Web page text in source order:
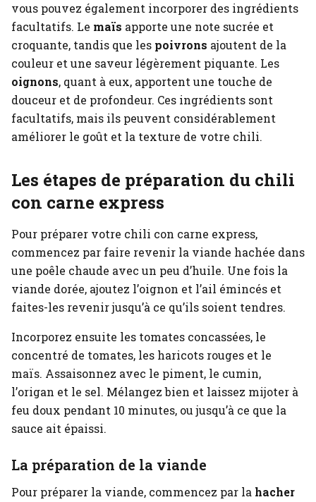
vous pouvez également incorporer des ingrédients
facultatifs. Le maïs apporte une note sucrée et
croquante, tandis que les poivrons ajoutent de la
couleur et une saveur légèrement piquante. Les
oignons, quant à eux, apportent une touche de
douceur et de profondeur. Ces ingrédients sont
facultatifs, mais ils peuvent considérablement
améliorer le goût et la texture de votre chili.
Les étapes de préparation du chili
con carne express
Pour préparer votre chili con carne express,
commencez par faire revenir la viande hachée dans
une poêle chaude avec un peu d’huile. Une fois la
viande dorée, ajoutez l’oignon et l’ail émincés et
faites-les revenir jusqu’à ce qu’ils soient tendres.
Incorporez ensuite les tomates concassées, le
concentré de tomates, les haricots rouges et le
maïs. Assaisonnez avec le piment, le cumin,
l’origan et le sel. Mélangez bien et laissez mijoter à
feu doux pendant 10 minutes, ou jusqu’à ce que la
sauce ait épaissi.
La préparation de la viande
Pour préparer la viande, commencez par la hacher